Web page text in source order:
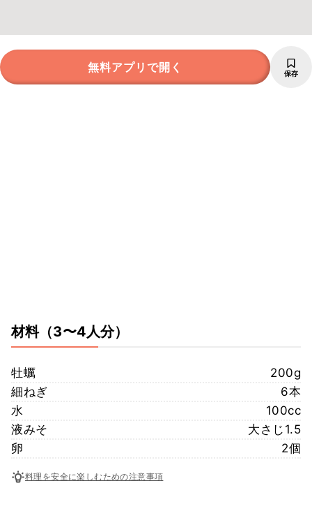
無料アプリで開く 保存
材料（3〜4人分）
牡蠣
200g
細ねぎ
6本
水
100cc
液みそ
大さじ1.5
卵
2個
料理を安全に楽しむための注意事項